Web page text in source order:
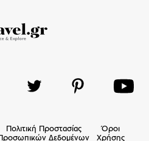
Πολιτική Προστασίας
Δεδομένων
Όροι
Χρήσης